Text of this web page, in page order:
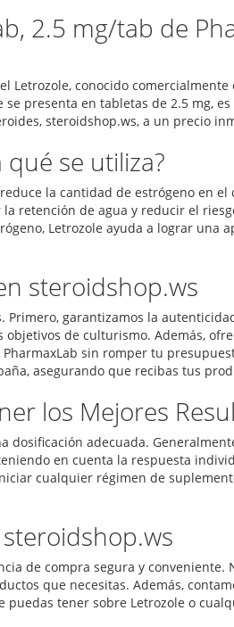
2.5 mg/tab de
conocido comercialmente
presenta en tabletas de 2.5 mg,
steroidshop.ws, a un precio
se utiliza?
la cantidad de estrógeno en el
retención de agua y reducir el
Letrozole ayuda a lograr una
steroidshop.ws
garantizamos la
de culturismo. Además,
sin romper tu
asegurando que recibas tus
los Mejores
dosificación adecuada.
en cuenta la respuesta
cualquier régimen de
de compra segura y conveniente.
que necesitas. Además,
tener sobre Letrozole o